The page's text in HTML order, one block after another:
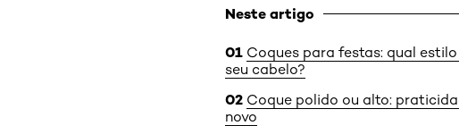
Neste artigo
Coques para festas: qual
seu cabelo?
Coque polido ou alto:
novo